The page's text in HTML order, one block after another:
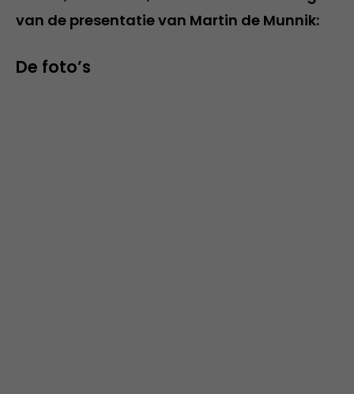
van de presentatie van Martin de Munnik:
De foto’s